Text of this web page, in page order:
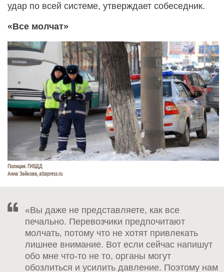
удар по всей системе, утверждает собеседник.
«Все молчат»
Полиция. ГИБДД
Анна Зайкова, altapress.ru
«Вы даже не представляете, как все
печально. Перевозчики предпочитают
молчать, потому что не хотят привлекать
лишнее внимание. Вот если сейчас напишут
обо мне что-то не то, органы могут
обозлиться и усилить давление. Поэтому нам